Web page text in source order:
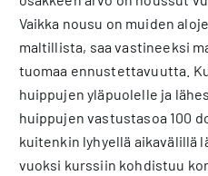
Vaikka nousu on muiden
maltillista, saa vastineeksi
tuomaa ennustettavuutta.
huippujen yläpuolelle ja
huippujen vastustasoa 100
kuitenkin lyhyellä aikavälillä
vuoksi kurssiin kohdistuu